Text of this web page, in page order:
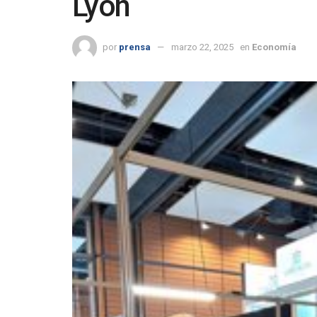
por prensa marzo 22, 2025 en Economía